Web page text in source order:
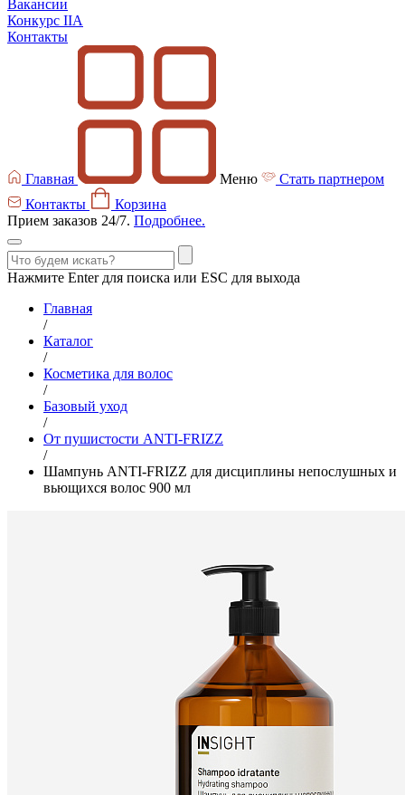
Вакансии
Конкурс IIA
Контакты
Главная Меню
Стать партнером
Контакты
Корзина
Прием заказов 24/7. Подробнее.
Нажмите Enter для поиска или ESC для выхода
Главная
/
Каталог
/
Косметика для волос
/
Базовый уход
/
От пушистости ANTI-FRIZZ
/
Шампунь ANTI-FRIZZ для дисциплины непослушных и
вьющихся волос 900 мл